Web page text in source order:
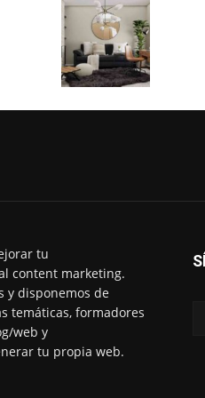
tu
content marketing.
y disponemos de
temáticas, formadores
web y
tu propia web.